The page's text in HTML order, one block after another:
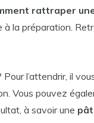
rattraper
à la préparation.
l’attendrir, il
Vous pouvez
à savoir une